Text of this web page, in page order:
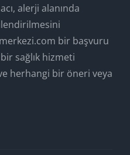
alerji alanında
bir başvuru
sağlık hizmeti
ve herhangi bir öneri veya